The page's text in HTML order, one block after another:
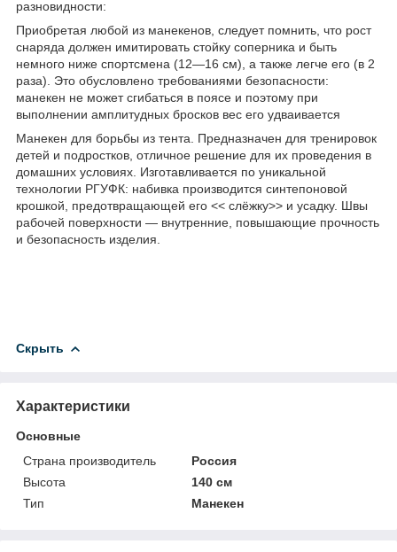
разновидности:
Приобретая любой из манекенов, следует помнить, что рост
снаряда должен имитировать стойку соперника и быть
немного ниже спортсмена (12—16 см), а также легче его (в 2
раза). Это обусловлено требованиями безопасности:
манекен не может сгибаться в поясе и поэтому при
выполнении амплитудных бросков вес его удваивается
Манекен для борьбы из тента. Предназначен для тренировок
детей и подростков, отличное решение для их проведения в
домашних условиях. Изготавливается по уникальной
технологии РГУФК: набивка производится синтепоновой
крошкой, предотвращающей его << слёжку>> и усадку. Швы
рабочей поверхности — внутренние, повышающие прочность
и безопасность изделия.
Скрыть
Характеристики
Основные
Страна производитель
Россия
Высота
140 см
Тип
Манекен